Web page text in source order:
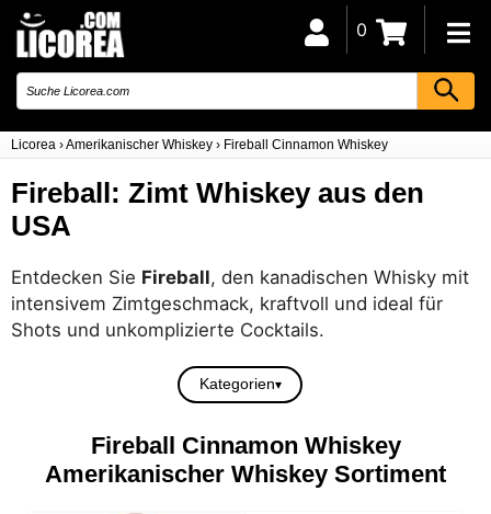
Licorea ›Amerikanischer Whiskey › Fireball Cinnamon Whiskey
0
Fireball: Zimt Whiskey aus den
USA
Entdecken Sie Fireball, den kanadischen Whisky mit
intensivem Zimtgeschmack, kraftvoll und ideal für
Shots und unkomplizierte Cocktails.
Kategorien
Fireball Cinnamon Whiskey
Amerikanischer Whiskey Sortiment